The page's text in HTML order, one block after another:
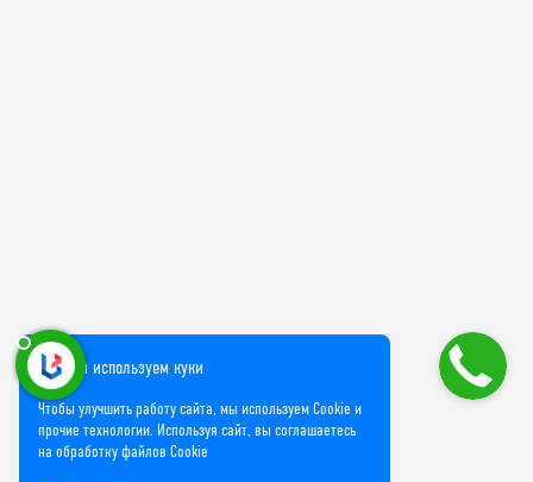
Мы используем куки
Чтобы улучшить работу сайта, мы используем Cookie и
прочие технологии. Используя сайт, вы соглашаетесь
на обработку файлов Cookie